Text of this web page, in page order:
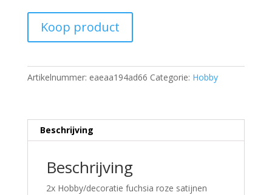
Koop product
Artikelnummer: eaeaa194ad66 Categorie: Hobby
Beschrijving
Beschrijving
2x Hobby/decoratie fuchsia roze satijnen